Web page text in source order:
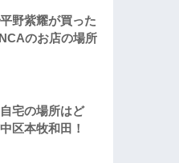
野紫耀が買った
のお店の場所
宅の場所はど
区本牧和田！